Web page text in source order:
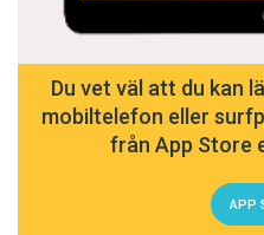
Du vet väl att du kan
mobiltelefon eller
från App Store
APP